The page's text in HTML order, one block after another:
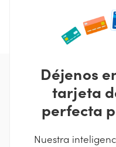
Déjenos
tarjeta
perfecta
Nuestra